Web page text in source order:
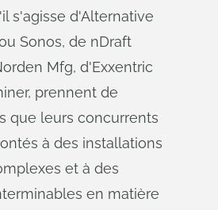
s'agisse d'Alternative
Sonos, de nDraft
Mfg, d'Exxentric
prennent de
que leurs concurrents
à des installations
et à des
en matière